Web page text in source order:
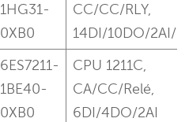
1HG31-
0XB0
CC/CC/RLY,
14DI/10DO/2AI/
6ES7211-
1BE40-
0XB0
CPU 1211C,
CA/CC/Relé,
6DI/4DO/2AI